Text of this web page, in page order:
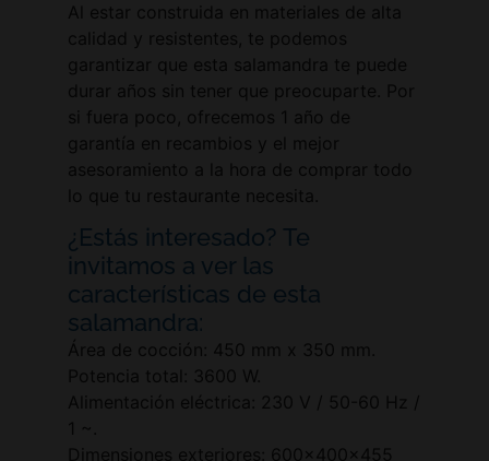
Al estar construida en materiales de alta
calidad y resistentes, te podemos
garantizar que esta salamandra te puede
durar años sin tener que preocuparte. Por
si fuera poco, ofrecemos 1 año de
garantía en recambios y el mejor
asesoramiento a la hora de comprar todo
lo que tu restaurante necesita.
¿Estás interesado? Te
invitamos a ver las
características de esta
salamandra:
Área de cocción: 450 mm x 350 mm.
Potencia total: 3600 W.
Alimentación eléctrica: 230 V / 50-60 Hz /
1 ~.
Dimensiones exteriores: 600x400x455